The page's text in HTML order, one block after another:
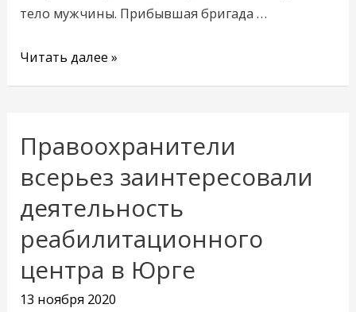
тело мужчины. Прибывшая бригада …
Читать далее »
Правоохранители
всерьез заинтересовали
деятельность
реабилитационного
центра в Юрге
13 ноября 2020
Правоохранители
всерьез
заинтересовали
деятельность
реабилитационного
центра
в
Юрге